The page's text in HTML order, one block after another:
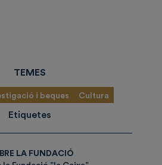
TEMES
i beques Cultura
Etiquetes
LA FUNDACIÓ